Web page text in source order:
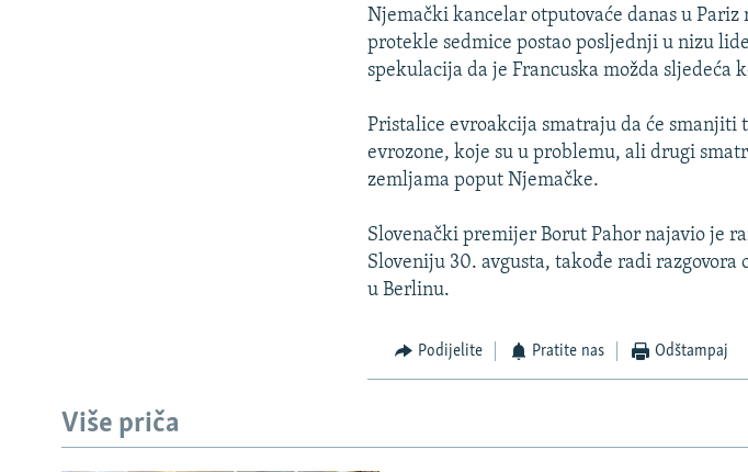
NASTANAK I RASPAD JUGOSLAVIJE
Njemački kancelar otputovaće danas u
protekle sedmice postao posljednji u nizu
spekulacija da je Francuska možda
Pristalice evroakcija smatraju da će smanjiti
evrozone, koje su u problemu, ali drugi
zemljama poput Njemačke.
Slovenački premijer Borut Pahor najavio je
Sloveniju 30. avgusta, takođe radi
u Berlinu.
Podijelite Pratite nas Odštampaj
Više priča